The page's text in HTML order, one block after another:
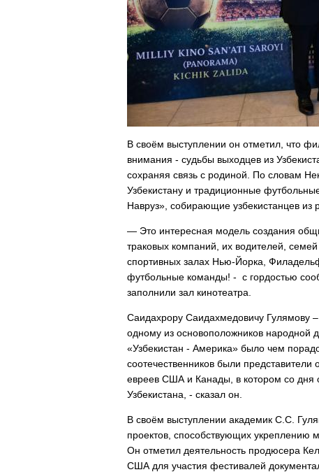
В своём выступлении он отметил, что
внимания - судьбы выходцев из
сохраняя связь с родиной. По словам
Узбекистану и традиционные
Навруз», собирающие узбекистанцев из
— Это интересная модель создания
траковых компаний, их водителей,
спортивных залах Нью-Йорка,
футбольные команды! - с гордостью
заполнили зал кинотеатра.
Саидахрору Саидахмедовичу Гулямову –
одному из основоположников народной
«Узбекистан - Америка» было чем
соотечественников были
евреев США и Канады, в котором со дня
Узбекистана, - сказал он.
В своём выступлении академик С.С.
проектов, способствующих укреплению
Он отметил деятельность продюсера
США для участия фестивалей